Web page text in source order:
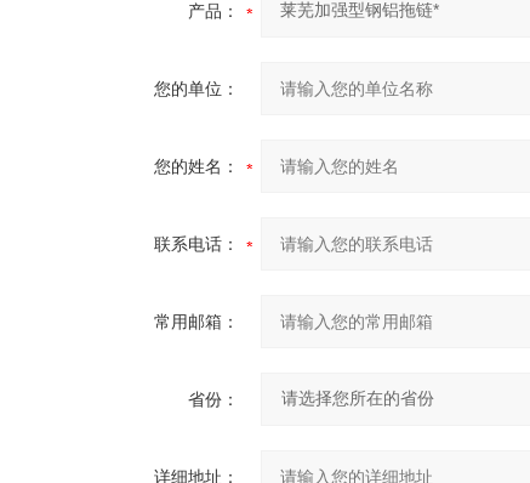
产品：
您的单位：
您的姓名：
联系电话：
常用邮箱：
省份：
详细地址：